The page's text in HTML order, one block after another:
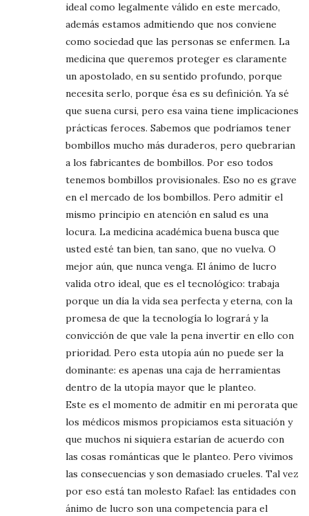
ideal como legalmente válido en este mercado,
además estamos admitiendo que nos conviene
como sociedad que las personas se enfermen. La
medicina que queremos proteger es claramente
un apostolado, en su sentido profundo, porque
necesita serlo, porque ésa es su definición. Ya sé
que suena cursi, pero esa vaina tiene implicaciones
prácticas feroces. Sabemos que podríamos tener
bombillos mucho más duraderos, pero quebrarian
a los fabricantes de bombillos. Por eso todos
tenemos bombillos provisionales. Eso no es grave
en el mercado de los bombillos. Pero admitir el
mismo principio en atención en salud es una
locura. La medicina académica buena busca que
usted esté tan bien, tan sano, que no vuelva. O
mejor aún, que nunca venga. El ánimo de lucro
valida otro ideal, que es el tecnológico: trabaja
porque un día la vida sea perfecta y eterna, con la
promesa de que la tecnología lo logrará y la
convicción de que vale la pena invertir en ello con
prioridad. Pero esta utopía aún no puede ser la
dominante: es apenas una caja de herramientas
dentro de la utopía mayor que le planteo.
Este es el momento de admitir en mi perorata que
los médicos mismos propiciamos esta situación y
que muchos ni siquiera estarían de acuerdo con
las cosas románticas que le planteo. Pero vivimos
las consecuencias y son demasiado crueles. Tal vez
por eso está tan molesto Rafael: las entidades con
ánimo de lucro son una competencia para el